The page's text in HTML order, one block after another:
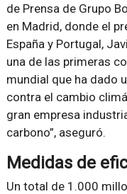
de Prensa de Grupo
en Madrid, donde el
España y Portugal,
una de las primeras
mundial que ha dado
contra el cambio
gran empresa
carbono”, aseguró.
Medidas de
Un total de 1.000